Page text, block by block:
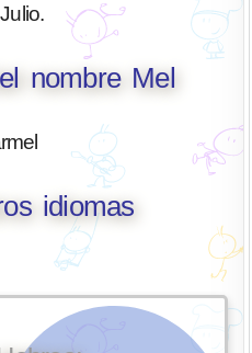
nombre Mel
idiomas